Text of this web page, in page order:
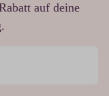
auf deine